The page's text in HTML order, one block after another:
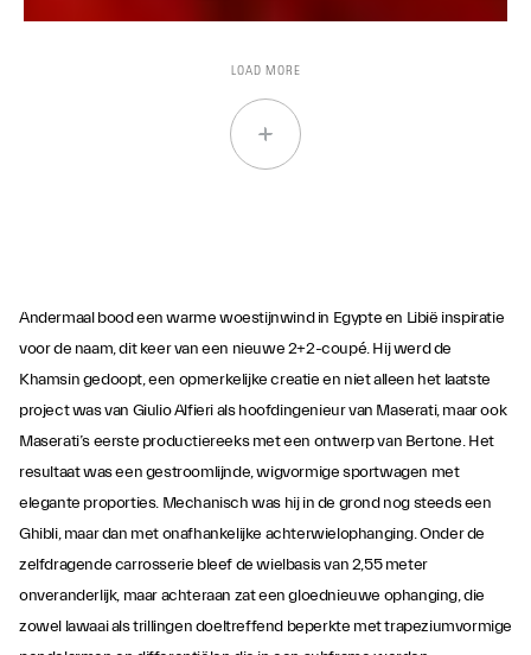
LOAD MORE
Andermaal bood een warme woestijnwind in Egypte en Libië inspiratie
voor de naam, dit keer van een nieuwe 2+2-coupé. Hij werd de
Khamsin gedoopt, een opmerkelijke creatie en niet alleen het laatste
project was van Giulio Alfieri als hoofdingenieur van Maserati, maar ook
Maserati’s eerste productiereeks met een ontwerp van Bertone. Het
resultaat was een gestroomlijnde, wigvormige sportwagen met
elegante proporties. Mechanisch was hij in de grond nog steeds een
Ghibli, maar dan met onafhankelijke achterwielophanging. Onder de
zelfdragende carrosserie bleef de wielbasis van 2,55 meter
onveranderlijk, maar achteraan zat een gloednieuwe ophanging, die
zowel lawaai als trillingen doeltreffend beperkte met trapeziumvormige